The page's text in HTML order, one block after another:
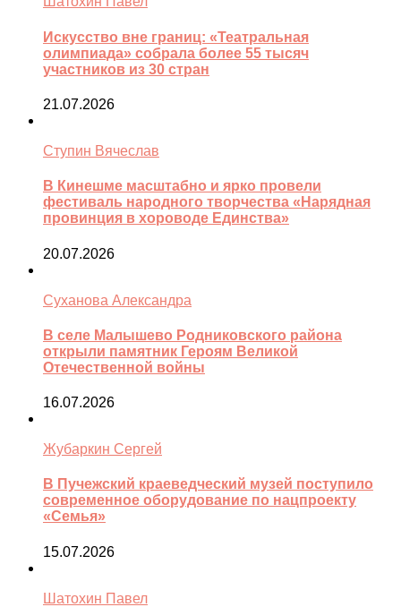
Искусство вне границ: «Театральная
олимпиада» собрала более 55 тысяч
участников из 30 стран
21.07.2026
Ступин Вячеслав
В Кинешме масштабно и ярко провели
фестиваль народного творчества «Нарядная
провинция в хороводе Единства»
20.07.2026
Суханова Александра
В селе Малышево Родниковского района
открыли памятник Героям Великой
Отечественной войны
16.07.2026
Жубаркин Сергей
В Пучежский краеведческий музей поступило
современное оборудование по нацпроекту
«Семья»
15.07.2026
Шатохин Павел